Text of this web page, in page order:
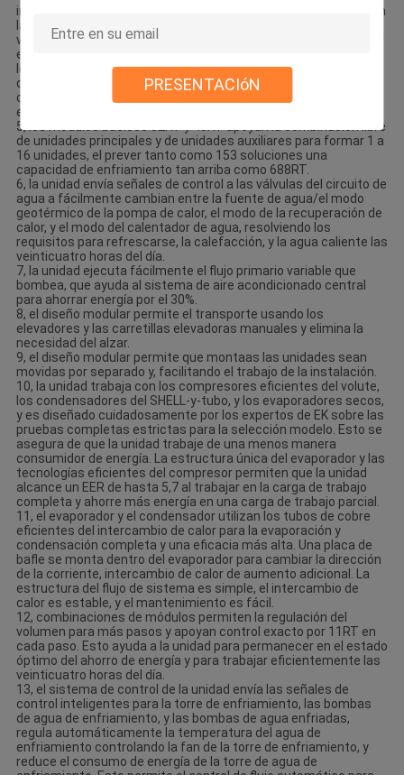
PRESENTACIóN
instalada en un espacio al aire libre tal como terraza y tejado sin
la necesidad de un cuarto dedicado. La unidad entrega un ciclo
vital largo y corre para de largo. Las unidades se pueden instalar
en lotes según progreso del proyecto. Un circuito de agua que
los trabajos en modos múltiples ahorran la inversión en otros
dispositivos tales como dispositivos de la fuente de la
calefacción y de la agua caliente, de tal modo ahorrando la
energía.
5, los módulos básicos 32RT y 43RT apoyan la combinación libre
de unidades principales y de unidades auxiliares para formar 1 a
16 unidades, el prever tanto como 153 soluciones una
capacidad de enfriamiento tan arriba como 688RT.
6, la unidad envía señales de control a las válvulas del circuito de
agua a fácilmente cambian entre la fuente de agua/el modo
geotérmico de la pompa de calor, el modo de la recuperación de
calor, y el modo del calentador de agua, resolviendo los
requisitos para refrescarse, la calefacción, y la agua caliente las
veinticuatro horas del día.
7, la unidad ejecuta fácilmente el flujo primario variable que
bombea, que ayuda al sistema de aire acondicionado central
para ahorrar energía por el 30%.
8, el diseño modular permite el transporte usando los
elevadores y las carretillas elevadoras manuales y elimina la
necesidad del alzar.
9, el diseño modular permite que montaas las unidades sean
movidas por separado y, facilitando el trabajo de la instalación.
10, la unidad trabaja con los compresores eficientes del volute,
los condensadores del SHELL-y-tubo, y los evaporadores secos,
y es diseñado cuidadosamente por los expertos de EK sobre las
pruebas completas estrictas para la selección modelo. Esto se
asegura de que la unidad trabaje de una menos manera
consumidor de energía. La estructura única del evaporador y las
tecnologías eficientes del compresor permiten que la unidad
alcance un EER de hasta 5,7 al trabajar en la carga de trabajo
completa y ahorre más energía en una carga de trabajo parcial.
11, el evaporador y el condensador utilizan los tubos de cobre
eficientes del intercambio de calor para la evaporación y
condensación completa y una eficacia más alta. Una placa de
bafle se monta dentro del evaporador para cambiar la dirección
de la corriente, intercambio de calor de aumento adicional. La
estructura del flujo de sistema es simple, el intercambio de
calor es estable, y el mantenimiento es fácil.
12, combinaciones de módulos permiten la regulación del
volumen para más pasos y apoyan control exacto por 11RT en
cada paso. Esto ayuda a la unidad para permanecer en el estado
óptimo del ahorro de energía y para trabajar eficientemente las
veinticuatro horas del día.
13, el sistema de control de la unidad envía las señales de
control inteligentes para la torre de enfriamiento, las bombas
de agua de enfriamiento, y las bombas de agua enfriadas,
regula automáticamente la temperatura del agua de
enfriamiento controlando la fan de la torre de enfriamiento, y
reduce el consumo de energía de la torre de agua de